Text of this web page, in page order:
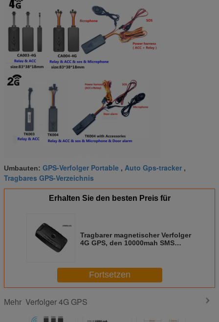
Umbauten: GPS-Verfolger Portable , Auto Gps-tracker ,
Tragbares GPS-Verzeichnis
Erhalten Sie den besten Preis für
Tragbarer magnetischer Verfolger
4G GPS, den 10000mah SMS
Fortsetzen
Mehr Verfolger 4G GPS